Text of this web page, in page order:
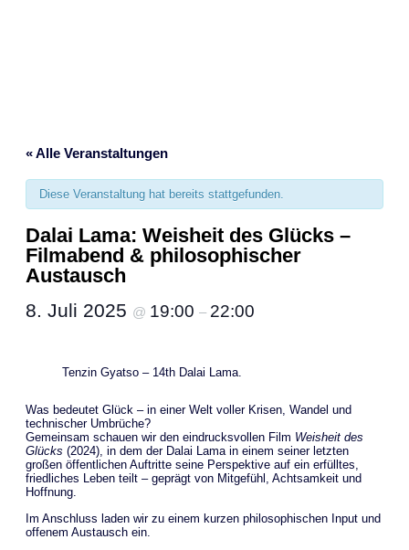
« Alle Veranstaltungen
Diese Veranstaltung hat bereits stattgefunden.
Dalai Lama: Weisheit des Glücks –
Filmabend & philosophischer
Austausch
8. Juli 2025 @ 19:00 – 22:00
Tenzin Gyatso – 14th Dalai Lama.
Was bedeutet Glück – in einer Welt voller Krisen, Wandel und
technischer Umbrüche?
Gemeinsam schauen wir den eindrucksvollen Film Weisheit des
Glücks (2024), in dem der Dalai Lama in einem seiner letzten
großen öffentlichen Auftritte seine Perspektive auf ein erfülltes,
friedliches Leben teilt – geprägt von Mitgefühl, Achtsamkeit und
Hoffnung.
Im Anschluss laden wir zu einem kurzen philosophischen Input und
offenem Austausch ein.